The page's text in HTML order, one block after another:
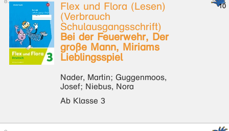
Flex und Flora (Lesen)
(Verbrauch
Schulausgangsschrift)
Bei der Feuerwehr, Der
große Mann, Miriams
Lieblingsspiel
Nader, Martin; Guggenmoos,
Josef; Niebus, Nora
Ab Klasse 3